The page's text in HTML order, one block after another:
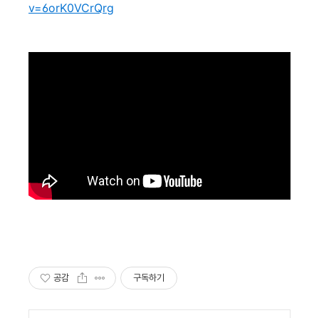
v=6orK0VCrQrg
공감 구독하기